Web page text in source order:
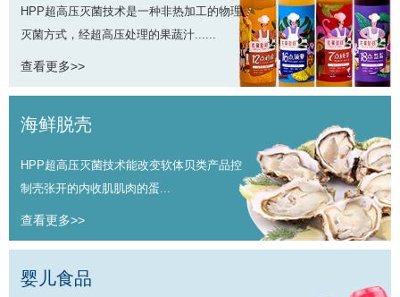
HPP超高压灭菌技术是一种非热加工的物理
灭菌方式，经超高压处理的果蔬汁......
查看更多>>
海鲜脱壳
HPP超高压灭菌技术能改变软体贝类产品控
制壳张开的内收肌肌肉的蛋...
查看更多>>
婴儿食品